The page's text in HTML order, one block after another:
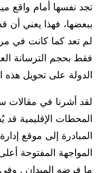
تجد نفسها أمام واقع
ببعضها، فهذا يعني أن
لم تعد كما كانت في
فقط بحجم الترسانة
الدولة على تحويل هذه
لقد أشرنا في مقالات
المحطات الإقليمية
المبادرة إلى موقع
المواجهة المفتوحة
ما فرضه الميدان . وفي